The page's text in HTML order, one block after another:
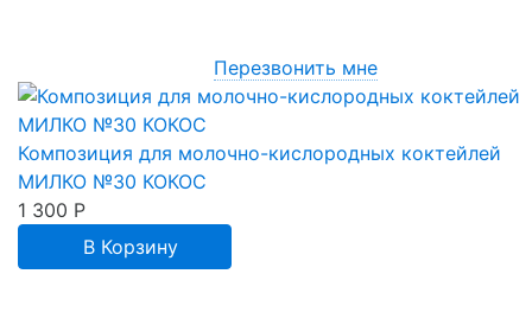
Перезвонить мне
Композиция для молочно-кислородных коктейлей
МИЛКО №30 КОКОС
1 300 Р
В Корзину